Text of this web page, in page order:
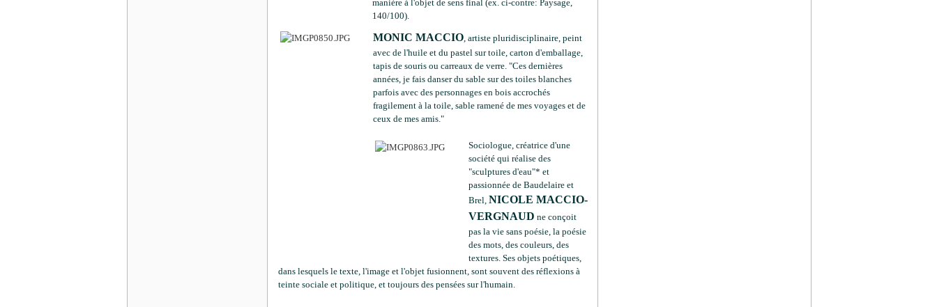
manière à l'objet de sens final (ex. ci-contre: Paysage,
140/100).
MONIC MACCIO, artiste pluridisciplinaire, peint
avec de l'huile et du pastel sur toile, carton d'emballage,
tapis de souris ou carreaux de verre. "Ces dernières
années, je fais danser du sable sur des toiles blanches
parfois avec des personnages en bois accrochés
fragilement à la toile, sable ramené de mes voyages et de
ceux de mes amis."
Sociologue, créatrice d'une
société qui réalise des
"sculptures d'eau"* et
passionnée de Baudelaire et
Brel, NICOLE MACCIO-
VERGNAUD ne conçoit
pas la vie sans poésie, la poésie
des mots, des couleurs, des
textures. Ses objets poétiques,
dans lesquels le texte, l'image et l'objet fusionnent, sont souvent des réflexions à
teinte sociale et politique, et toujours des pensées sur l'humain.